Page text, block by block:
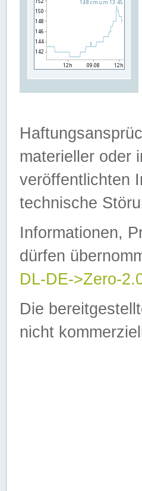
materieller oder
veröffentlichten
technische
Informationen,
dürfen
DL-DE->Zero-
Die
nicht